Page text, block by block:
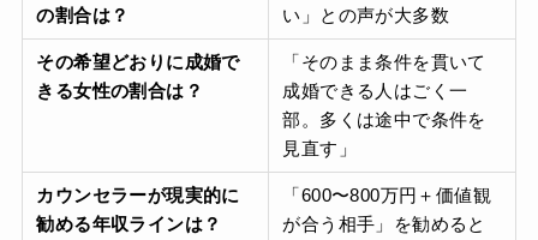
の割合は？
い」との声が大多数
その希望どおりに成婚で
きる女性の割合は？
「そのまま条件を貫いて
成婚できる人はごく一
部。多くは途中で条件を
見直す」
カウンセラーが現実的に
勧める年収ラインは？
「600〜800万円＋価値観
が合う相手」を勧めると